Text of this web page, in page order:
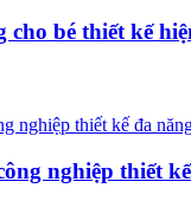
cho bé thiết kế
nghiệp thiết